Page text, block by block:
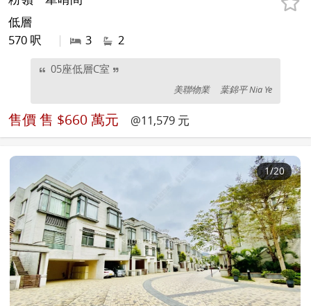
低層
570 呎
| 3 2
05座低層C室
美聯物業 葉錦平 Nia Ye
售價 售 $660 萬元 @11,579 元
1/20